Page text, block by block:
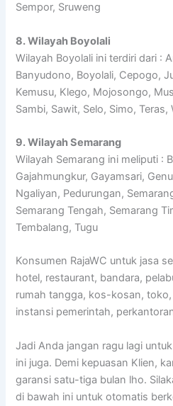
Sempor, Sruweng
8. Wilayah Boyolali
Wilayah Boyolali ini terdiri dari :
Banyudono, Boyolali, Cepogo,
Kemusu, Klego, Mojosongo,
Sambi, Sawit, Selo, Simo,
9. Wilayah Semarang
Wilayah Semarang ini meliputi :
Gajahmungkur, Gayamsari,
Ngaliyan, Pedurungan,
Semarang Tengah, Semarang
Tembalang, Tugu
Konsumen RajaWC untuk jasa
hotel, restaurant, bandara,
rumah tangga, kos-kosan,
instansi pemerintah,
Jadi Anda jangan ragu lagi
ini juga. Demi kepuasan Klien,
garansi satu-tiga bulan lho.
di bawah ini untuk otomatis